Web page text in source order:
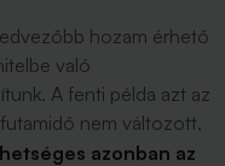
hozam érhető
való
A fenti példa azt az
nem változott,
azonban az